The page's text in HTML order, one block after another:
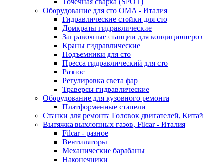
Точечная сварка (SPOT)
Оборудование для сто OMA - Италия
Гидравлические стойки для сто
Домкраты гидравлические
Заправочные станции для кондиционеров
Краны гидравлические
Подъемники для сто
Пресса гидравлический для сто
Разное
Регулировка света фар
Траверсы гидравлические
Оборудование для кузовного ремонта
Платформенные стапели
Станки для ремонта Головок двигателей, Китай
Вытяжка выхлопных газов, Filcar - Италия
Filcar - разное
Вентиляторы
Механические барабаны
Наконечники